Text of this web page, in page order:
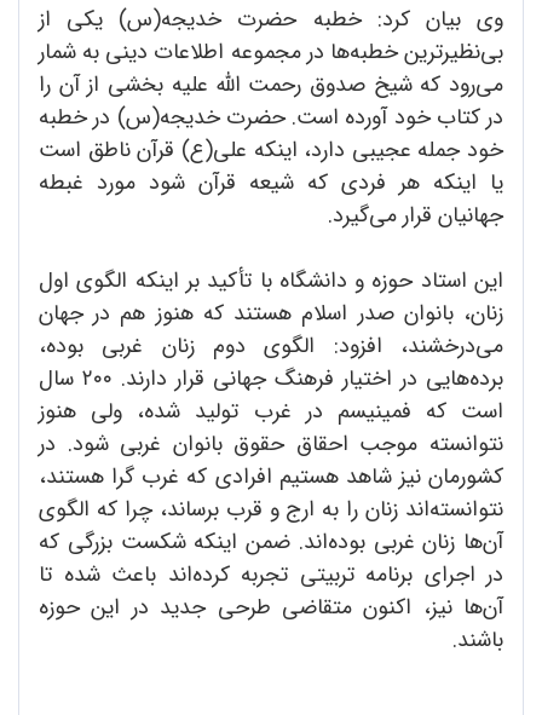
وی بیان کرد: خطبه حضرت خدیجه(س) یکی از
بی‌نظیرترین خطبه‌ها در مجموعه اطلاعات دینی به شمار
می‌رود که شیخ صدوق رحمت الله علیه بخشی از آن را
در کتاب خود آورده است. حضرت خدیجه(س) در خطبه
خود جمله عجیبی دارد، اینکه علی(ع) قرآن ناطق است
یا اینکه هر فردی که شیعه قرآن شود مورد غبطه
جهانیان قرار می‌گیرد.
این استاد حوزه و دانشگاه با تأکید بر اینکه الگوی اول
زنان، بانوان صدر اسلام هستند که هنوز هم در جهان
می‌درخشند، افزود: الگوی دوم زنان غربی بوده،
برده‌هایی در اختیار فرهنگ جهانی قرار دارند. ۲۰۰ سال
است که فمینیسم در غرب تولید شده، ولی هنوز
نتوانسته موجب احقاق حقوق بانوان غربی شود. در
کشورمان نیز شاهد هستیم افرادی که غرب گرا هستند،
نتوانسته‌اند زنان را به ارج و قرب برساند، چرا که الگوی
آن‌ها زنان غربی بوده‌اند. ضمن اینکه شکست بزرگی که
در اجرای برنامه تربیتی تجربه کرده‌اند باعث شده تا
آن‌ها نیز، اکنون متقاضی طرحی جدید در این حوزه
باشند.